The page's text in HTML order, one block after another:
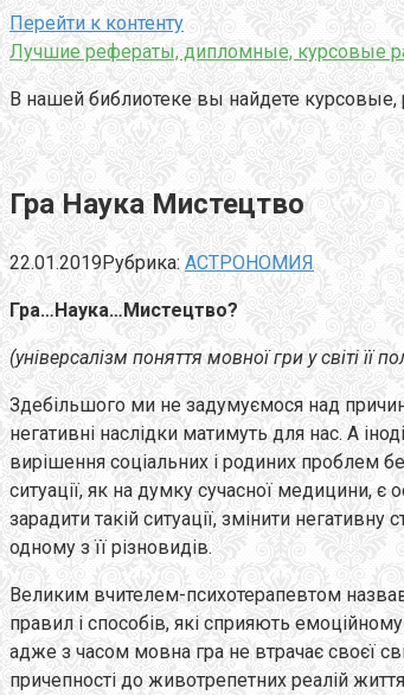
Перейти к контенту
Лучшие рефераты, дипломные, курсовые
В нашей библиотеке вы найдете
Гра Наука Мистецтво
22.01.2019Рубрика: АСТРОНОМИЯ
Гра…Наука…Мистецтво?
(універсалізм поняття мовної гри у світі її
Здебільшого ми не задумуємося над
негативні наслідки матимуть для нас. А
вирішення соціальних і родиних проблем
ситуації, як на думку сучасної медицини,
зарадити такій ситуації, змінити
одному з її різновидів.
Великим вчителем-психотерапевтом
правил і способів, які сприяють
адже з часом мовна гра не втрачає своєї
причепності до животрепетних реалій